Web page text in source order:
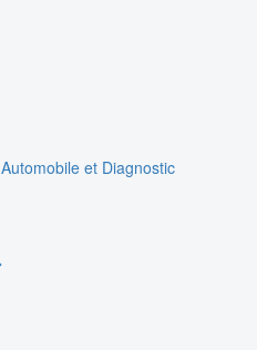
Automobile et Diagnostic